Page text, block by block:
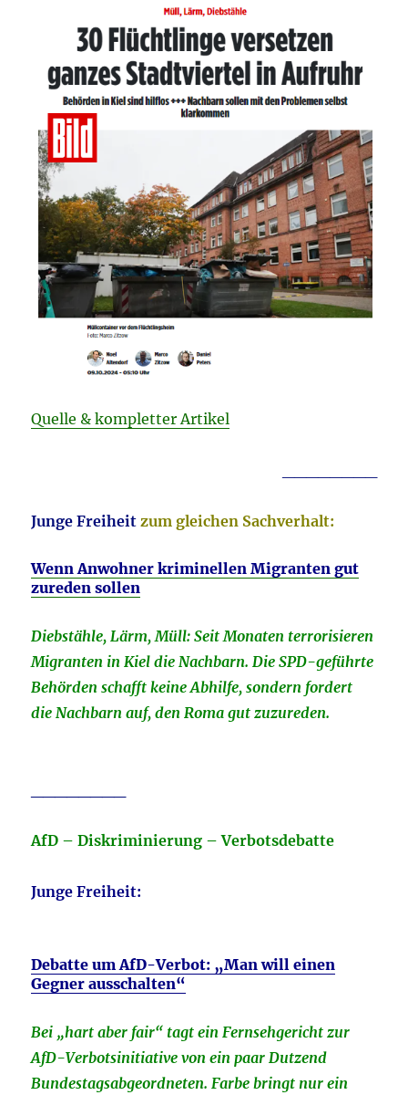
Quelle & kompletter Artikel
Junge Freiheitzum gleichen Sachverhalt:
Wenn Anwohner kriminellen Migranten gut
zureden sollen
Diebstähle, Lärm, Müll: Seit Monaten terrorisieren
Migranten in Kiel die Nachbarn. Die SPD-geführte
Behörden schafft keine Abhilfe, sondern fordert
die Nachbarn auf, den Roma gutzuzureden.
AfD – Diskriminierung – Verbotsdebatte
Junge Freiheit:
Debatte um AfD-Verbot: „Man will einen
Gegner ausschalten“
Bei „hart aber fair“ tagt ein Fernsehgericht zur
AfD-Verbotsinitiative von ein paar Dutzend
Bundestagsabgeordneten. Farbe bringt nur ein